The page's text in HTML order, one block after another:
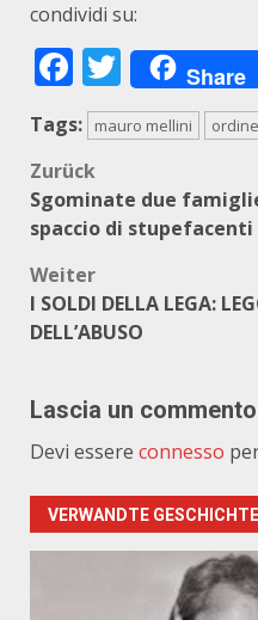
condividi su:
Facebook
Twitter
Share
Tags: mauro mellini
Zurück
Sgominate due
spaccio di stupefacenti
Weiter
I SOLDI DELLA LEGA:
DELL’ABUSO
Lascia un commento
Devi essere connesso
VERWANDTE